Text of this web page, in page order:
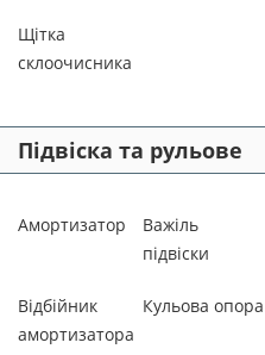
2001
Щітка
склоочисника
Підвіска та рульове
Амортизатор
Важіль
підвіски
Відбійник
амортизатора
Кульова опора